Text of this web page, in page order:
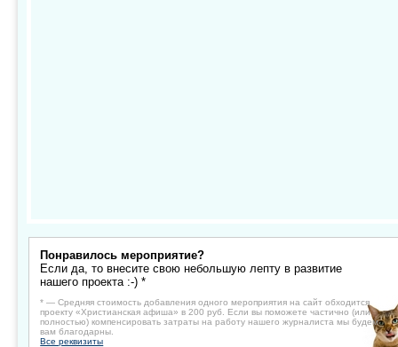
Понравилось мероприятие?
Если да, то внесите свою небольшую лепту в развитие
нашего проекта :-) *
* — Средняя стоимость добавления одного мероприятия на сайт обходится
проекту «Христианская афиша» в 200 руб. Если вы поможете частично (или
полностью) компенсировать затраты на работу нашего журналиста мы будем
вам благодарны.
Все реквизиты